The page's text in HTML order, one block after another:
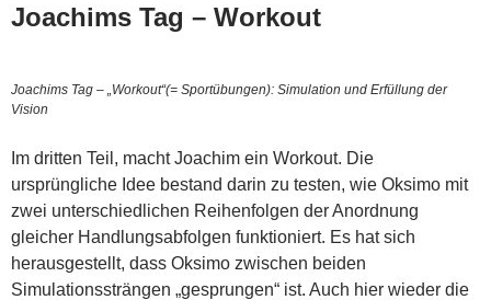
Joachims Tag – Workout
Joachims Tag – „Workout“(= Sportübungen): Simulation und Erfüllung der
Vision
Im dritten Teil, macht Joachim ein Workout. Die
ursprüngliche Idee bestand darin zu testen, wie Oksimo mit
zwei unterschiedlichen Reihenfolgen der Anordnung
gleicher Handlungsabfolgen funktioniert. Es hat sich
herausgestellt, dass Oksimo zwischen beiden
Simulationssträngen „gesprungen“ ist. Auch hier wieder die